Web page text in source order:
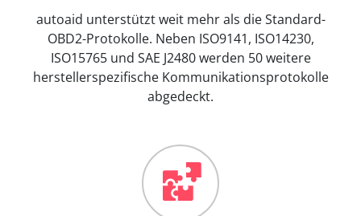
autoaid unterstützt weit mehr als die Standard-
OBD2-Protokolle. Neben ISO9141, ISO14230,
ISO15765 und SAE J2480 werden 50 weitere
herstellerspezifische Kommunikationsprotokolle
abgedeckt.